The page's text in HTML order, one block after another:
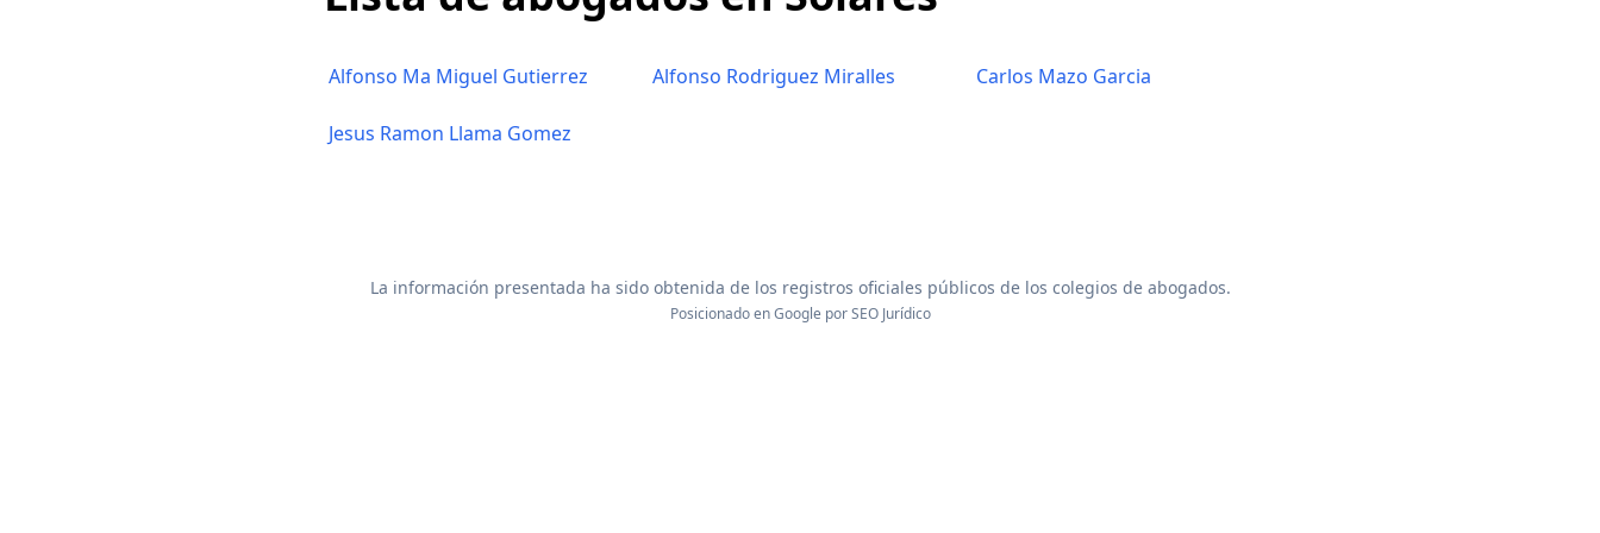
Alfonso Ma Miguel Gutierrez Alfonso Rodriguez Miralles Carlos Mazo Garcia
Jesus Ramon Llama Gomez
La información presentada ha sido obtenida de los registros oficiales públicos de los colegios de abogados.
Posicionado en Google porSEO Jurídico